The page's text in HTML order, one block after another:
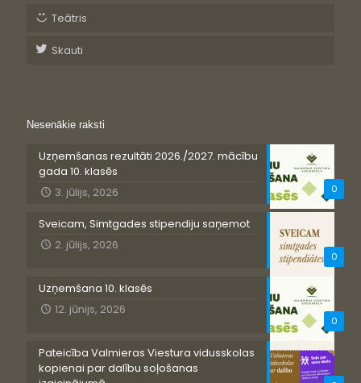
Teātris
Skauti
Nesenākie raksti
0
Uzņemšanas rezultāti 2026./2027. mācību
gada 10. klasēs
3. jūlijs, 2026
0
Sveicam, Simtgades stipendiju saņemot
2. jūlijs, 2026
0
Uzņemšana 10. klasēs
12. jūnijs, 2026
Pateicība Valmieras Viestura vidusskolas
kopienai par dalību soļošanas